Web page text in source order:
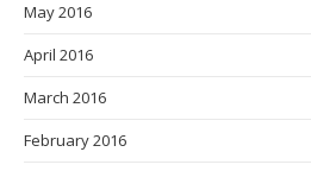
May 2016
April 2016
March 2016
February 2016